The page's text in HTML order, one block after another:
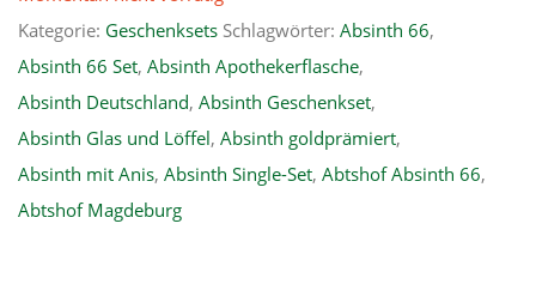
Kategorie: Geschenksets Schlagwörter: Absinth 66,
Absinth 66 Set, Absinth Apothekerflasche,
Absinth Deutschland, Absinth Geschenkset,
Absinth Glas und Löffel, Absinth goldprämiert,
Absinth mit Anis, Absinth Single-Set, Abtshof Absinth 66,
Abtshof Magdeburg